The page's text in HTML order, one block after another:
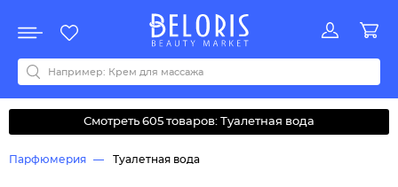
Акции
Все бренды
0-9ABCDEFGHIJKLMNOPQRSTUVWYZАБВДЗИМОКЛНПРСТУФ
Смотреть 605 товаров: Туалетная вода
Парфюмерия Туалетная вода